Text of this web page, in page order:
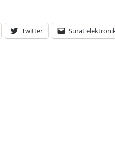
Twitter Surat